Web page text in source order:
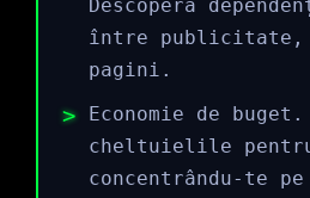
Descoperă
între publicitate,
pagini.
Economie de
cheltuielile
concentrându-te